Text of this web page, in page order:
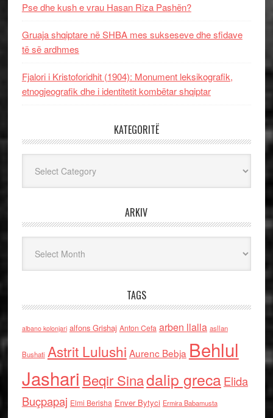
Pse dhe kush e vrau Hasan Riza Pashën?
Gruaja shqiptare në SHBA mes sukseseve dhe sfidave
të së ardhmes
Fjalori i Kristoforidhit (1904): Monument leksikografik,
etnogjeografik dhe i identitetit kombëtar shqiptar
KATEGORITË
ARKIV
TAGS
albano kolonjari alfons Grishaj Anton Cefa arben llalla asllan
Bushati Astrit Lulushi Aurenc Bebja Behlul
Jashari Beqir Sinadalip grecaElida
Buçpapaj Elmi Berisha Enver Bytyci Ermira Babamusta